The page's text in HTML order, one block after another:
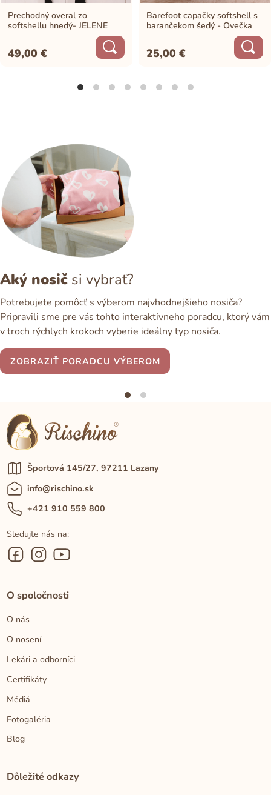
Prechodný overal zo
softshellu hnedý- JELENE
49,00€
Barefoot capačky softshell s
barančekom šedý - Ovečka
25,00€
Aký nosič si vybrať?
Potrebujete pomôcť s výberom najvhodnejšieho nosiča?
Pripravili sme pre vás tohto interaktívneho poradcu, ktorý vám
v troch rýchlych krokoch vyberie ideálny typ nosiča.
ZOBRAZIŤ PORADCU VÝBEROM
Športová 145/27, 97211 Lazany
info@rischino.sk
+421 910 559 800
Sledujte nás na:
O spoločnosti
O nás
O nosení
Lekári a odborníci
Certifikáty
Médiá
Fotogaléria
Blog
Dôležité odkazy